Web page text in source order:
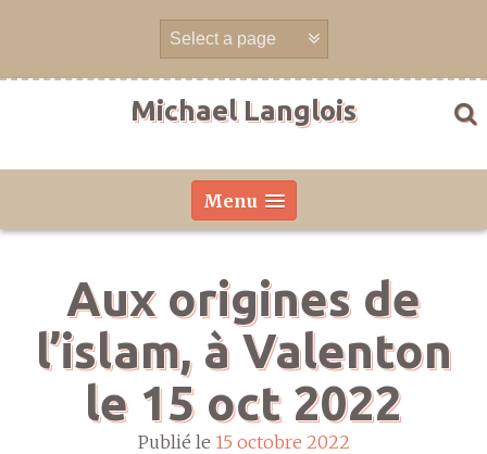
Michael Langlois
Menu
Aux origines de
l’islam, à Valenton
le 15 oct 2022
Publié le 15 octobre 2022